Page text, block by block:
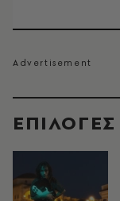
EΠΙΛΟΓΈΣ